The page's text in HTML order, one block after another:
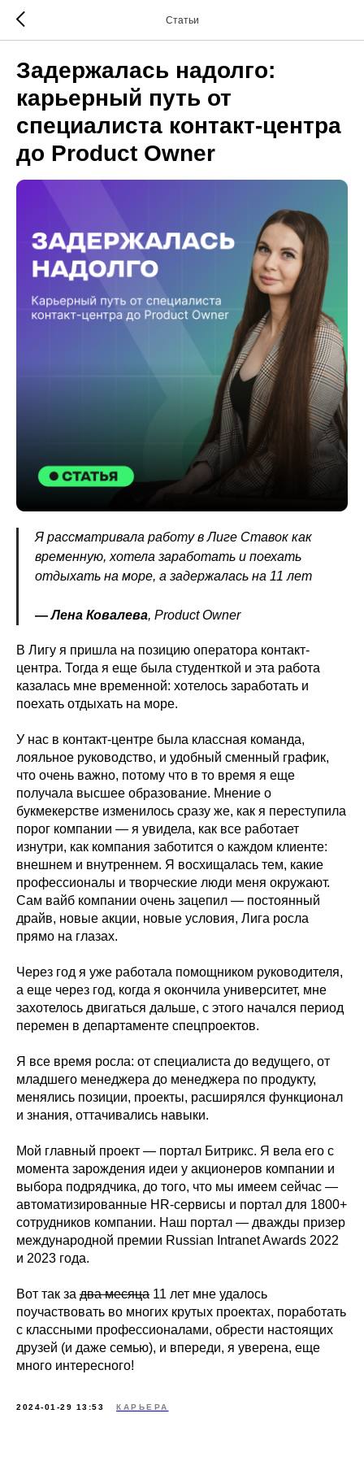
Статьи
Задержалась надолго:
карьерный путь от
специалиста контакт-центра
до Product Owner
Я рассматривала работу в Лиге Ставок как
временную, хотела заработать и поехать
отдыхать на море, а задержалась на 11 лет
— Лена Ковалева, Product Owner
В Лигу я пришла на позицию оператора контакт-
центра. Тогда я еще была студенткой и эта работа
казалась мне временной: хотелось заработать и
поехать отдыхать на море.
У нас в контакт-центре была классная команда,
лояльное руководство, и удобный сменный график,
что очень важно, потому что в то время я еще
получала высшее образование. Мнение о
букмекерстве изменилось сразу же, как я переступила
порог компании — я увидела, как все работает
изнутри, как компания заботится о каждом клиенте:
внешнем и внутреннем. Я восхищалась тем, какие
профессионалы и творческие люди меня окружают.
Сам вайб компании очень зацепил — постоянный
драйв, новые акции, новые условия, Лига росла
прямо на глазах.
Через год я уже работала помощником руководителя,
а еще через год, когда я окончила университет, мне
захотелось двигаться дальше, с этого начался период
перемен в департаменте спецпроектов.
Я все время росла: от специалиста до ведущего, от
младшего менеджера до менеджера по продукту,
менялись позиции, проекты, расширялся функционал
и знания, оттачивались навыки.
Мой главный проект — портал Битрикс. Я вела его с
момента зарождения идеи у акционеров компании и
выбора подрядчика, до того, что мы имеем сейчас —
автоматизированные HR-сервисы и портал для 1800+
сотрудников компании. Наш портал — дважды призер
международной премии Russian Intranet Awards 2022
и 2023 года.
Вот так за два месяца 11 лет мне удалось
поучаствовать во многих крутых проектах, поработать
с классными профессионалами, обрести настоящих
друзей (и даже семью), и впереди, я уверена, еще
много интересного!
2024-01-29 13:53 КАРЬЕРА